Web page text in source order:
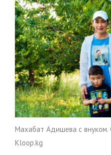
Махабат Адишева с внуком.
Kloop.kg